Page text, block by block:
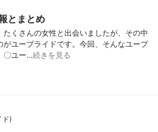
とまとめ
くさんの女性と出会いましたが、その中
ユーブライドです。今回、そんなユーブ
〇ユー…続きを見る
ド)